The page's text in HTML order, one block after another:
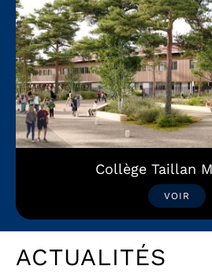
Collège Taillan
VOIR
ACTUALITÉS